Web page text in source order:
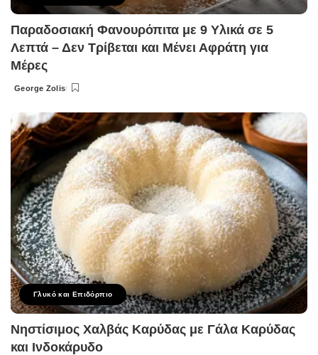
Παραδοσιακή Φανουρόπιτα με 9 Υλικά σε 5
Λεπτά – Δεν Τρίβεται και Μένει Αφράτη για
Μέρες
Posted
George Zolis
Γλυκό και Επιδόρπιο
Νηστίσιμος Χαλβάς Καρύδας με Γάλα Καρύδας
και Ινδοκάρυδο